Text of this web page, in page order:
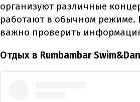
организуют различные
работают в обычном режиме.
важно проверить
Отдых в Rumbambar